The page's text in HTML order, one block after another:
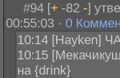
#94 [+ -82 -]
00:55:03 · 0
10:14 [Hayken]
10:15
на {drink}